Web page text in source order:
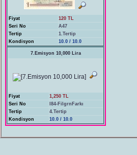
Fiyat
120 TL
Seri No
A47
Tertip
1.Tertip
Kondisyon
10.0 / 10.0
7.Emisyon 10,000 Lira
Fiyat
1,250 TL
Seri No
I84-FilgrnFarkı
Tertip
4.Tertip
Kondisyon
10.0 / 10.0